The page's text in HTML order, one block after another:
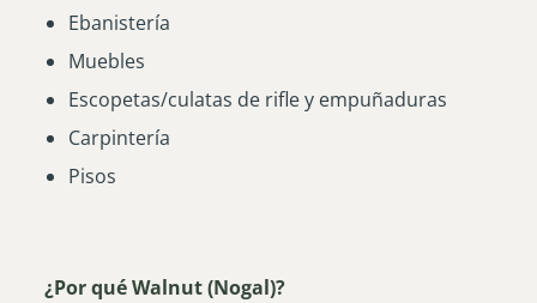
Ebanistería
Muebles
Escopetas/culatas de rifle y empuñaduras
Carpintería
Pisos
¿Por qué Walnut (Nogal)?